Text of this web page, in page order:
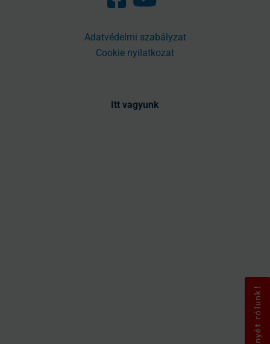
Adatvédelmi szabályzat
Cookie nyilatkozat
Itt vagyunk